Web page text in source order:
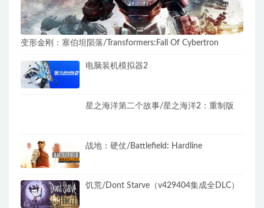
变形金刚：塞伯坦陨落/Transformers:Fall Of Cybertron
电脑装机模拟器2
星之海洋第二个故事/星之海洋2：重制版
战地：硬仗/Battlefield: Hardline
饥荒/Dont Starve（v429404集成全DLC）